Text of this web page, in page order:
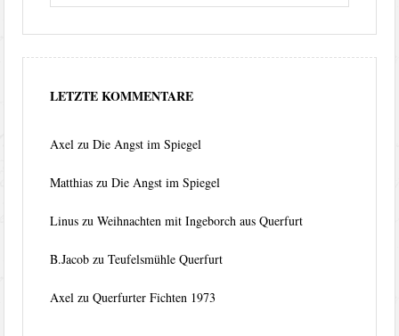
LETZTE KOMMENTARE
Axel zuDie Angst im Spiegel
Matthias zuDie Angst im Spiegel
Linus zuWeihnachten mit Ingeborch aus Querfurt
B.Jacob zuTeufelsmühle Querfurt
Axel zuQuerfurter Fichten 1973